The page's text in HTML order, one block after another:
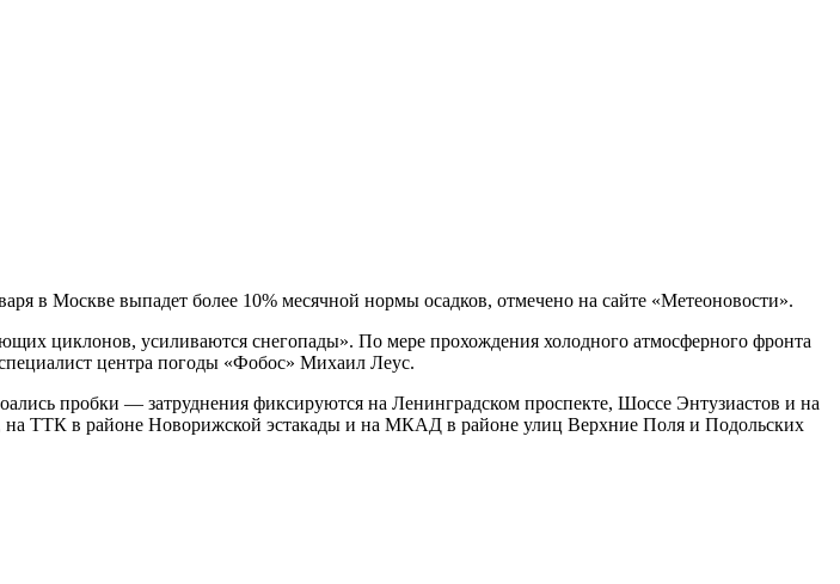
в Москве выпадет более 10% месячной нормы осадков, отмечено на сайте «Метеоновости».
циклонов, усиливаются снегопады». По мере прохождения холодного атмосферного фронта
центра погоды «Фобос» Михаил Леус.
пробки — затруднения фиксируются на Ленинградском проспекте, Шоссе Энтузиастов и на
ТТК в районе Новорижской эстакады и на МКАД в районе улиц Верхние Поля и Подольских